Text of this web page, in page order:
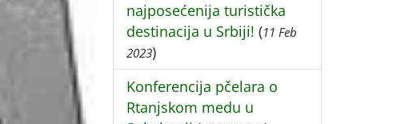
najposećenija turistička
destinacija u Srbiji! (11 Feb
2023)
Konferencija pčelara o
Rtanjskom medu u